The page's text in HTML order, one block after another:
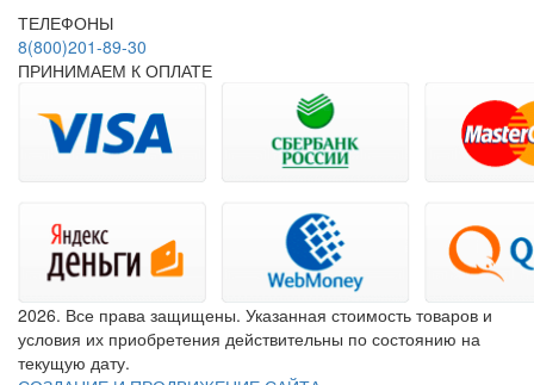
ТЕЛЕФОНЫ
8(800)201-89-30
ПРИНИМАЕМ К ОПЛАТЕ
2026. Все права защищены. Указанная стоимость товаров и
условия их приобретения действительны по состоянию на
текущую дату.